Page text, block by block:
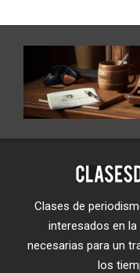
Clases de
interesados en
necesarias para un
los